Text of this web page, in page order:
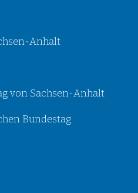
Anhalt
von Sachsen-Anhalt
Bundestag